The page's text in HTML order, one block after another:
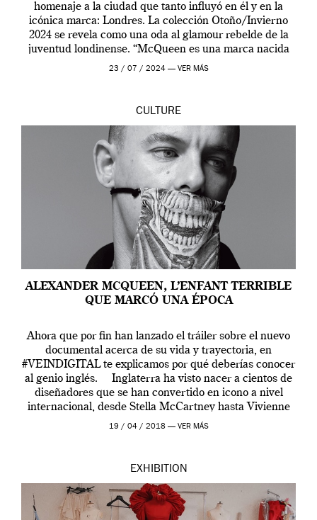
homenaje a la ciudad que tanto influyó en él y en la
icónica marca: Londres. La colección Otoño/Invierno
2024 se revela como una oda al glamour rebelde de la
juventud londinense. “McQueen es una marca nacida
en Londres y siempre ha […]
23 / 07 / 2024 — VER MÁS
CULTURE
ALEXANDER MCQUEEN, L’ENFANT TERRIBLE
QUE MARCÓ UNA ÉPOCA
Ahora que por fin han lanzado el tráiler sobre el nuevo
documental acerca de su vida y trayectoria, en
#VEINDIGITAL te explicamos por qué deberías conocer
al genio inglés. Inglaterra ha visto nacer a cientos de
diseñadores que se han convertido en icono a nivel
internacional, desde Stella McCartney hasta Vivienne
Westwood pasando […]
19 / 04 / 2018 — VER MÁS
EXHIBITION